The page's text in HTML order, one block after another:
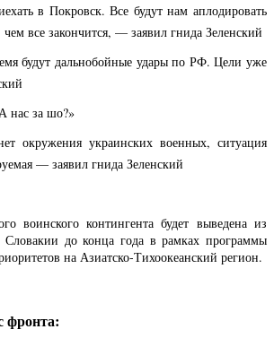
в Покровск. Все будут нам аплодировать
все закончится, — заявил гнида Зеленский
будут дальнобойные удары по РФ. Цели уже
нас за шо?»
окружения украинских военных, ситуация
— заявил гнида Зеленский
воинского контингента будет выведена из
до конца года в рамках программы
на Азиатско-Тихоокеанский регион.
фронта: